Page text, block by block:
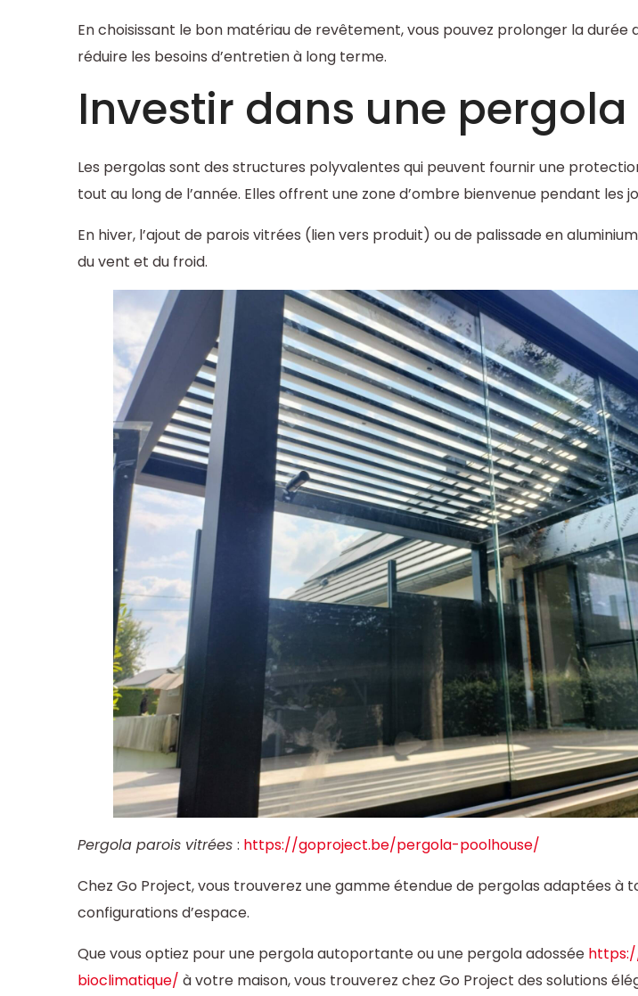
En choisissant le bon matériau de revêtement, vous pouvez prolonger la durée
réduire les besoins d’entretien à long terme.
Investir dans une pergola
Les pergolas sont des structures polyvalentes qui peuvent fournir une
tout au long de l’année. Elles offrent une zone d’ombre bienvenue pendant les
En hiver, l’ajout de parois vitrées (lien vers produit) ou de palissade en
du vent et du froid.
Pergola parois vitrées : https://goproject.be/pergola-poolhouse/
Chez Go Project, vous trouverez une gamme étendue de pergolas adaptées à
configurations d’espace.
Que vous optiez pour une pergola autoportante ou une pergola adossée
bioclimatique/ à votre maison, vous trouverez chez Go Project des solutions